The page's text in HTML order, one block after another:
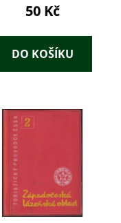
50 Kč
DO KOŠÍKU